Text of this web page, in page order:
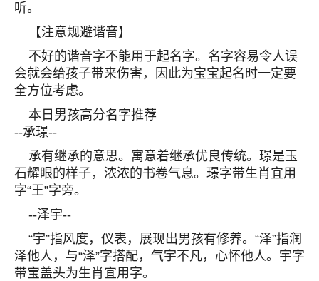
听。
【注意规避谐音】
不好的谐音字不能用于起名字。名字容易令人误
会就会给孩子带来伤害，因此为宝宝起名时一定要
全方位考虑。
本日男孩高分名字推荐
--承璟--
承有继承的意思。寓意着继承优良传统。璟是玉
石耀眼的样子，浓浓的书卷气息。璟字带生肖宜用
字“王”字旁。
--泽宇--
“宇”指风度，仪表，展现出男孩有修养。“泽”指润
泽他人，与“泽”字搭配，气宇不凡，心怀他人。宇字
带宝盖头为生肖宜用字。